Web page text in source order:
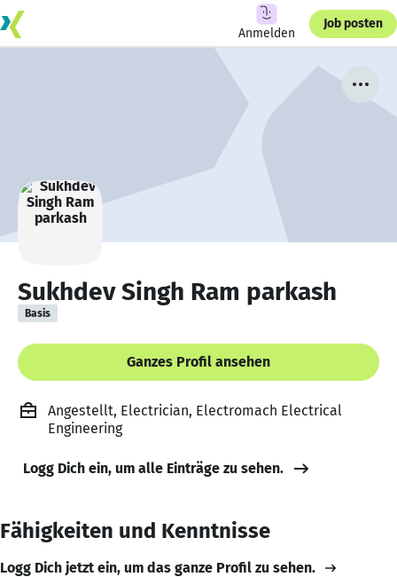
Anmelden
Job posten
Sukhdev Singh Ram parkash
Basis
Ganzes Profil ansehen
Angestellt, Electrician, Electromach Electrical
Engineering
Logg Dich ein, um alle Einträge zu sehen.
Fähigkeiten und Kenntnisse
Logg Dich jetzt ein, um das ganze Profil zu sehen.